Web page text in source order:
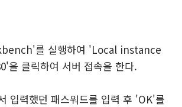
를 실행하여 'Local instance
을 클릭하여 서버 접속을 한다.
입력했던 패스워드를 입력 후 'OK'를